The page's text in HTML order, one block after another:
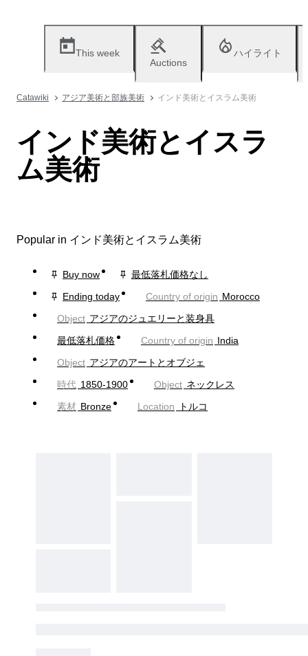
This week
Auctions
ハイライト
Catawiki アジア美術と部族美術 インド美術とイスラム美術
インド美術とイスラ
ム美術
Popular in インド美術とイスラム美術
Buy now
最低落札価格なし
Ending today
Country of origin Morocco
Object アジアのジュエリーと装身具
最低落札価格
Country of origin India
Object アジアのアートとオブジェ
時代 1850-1900 Object ネックレス
素材 Bronze Location トルコ